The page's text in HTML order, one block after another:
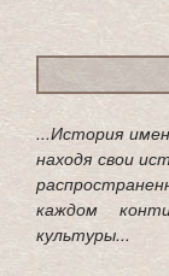
...История
находя свои
каждом
культуры...